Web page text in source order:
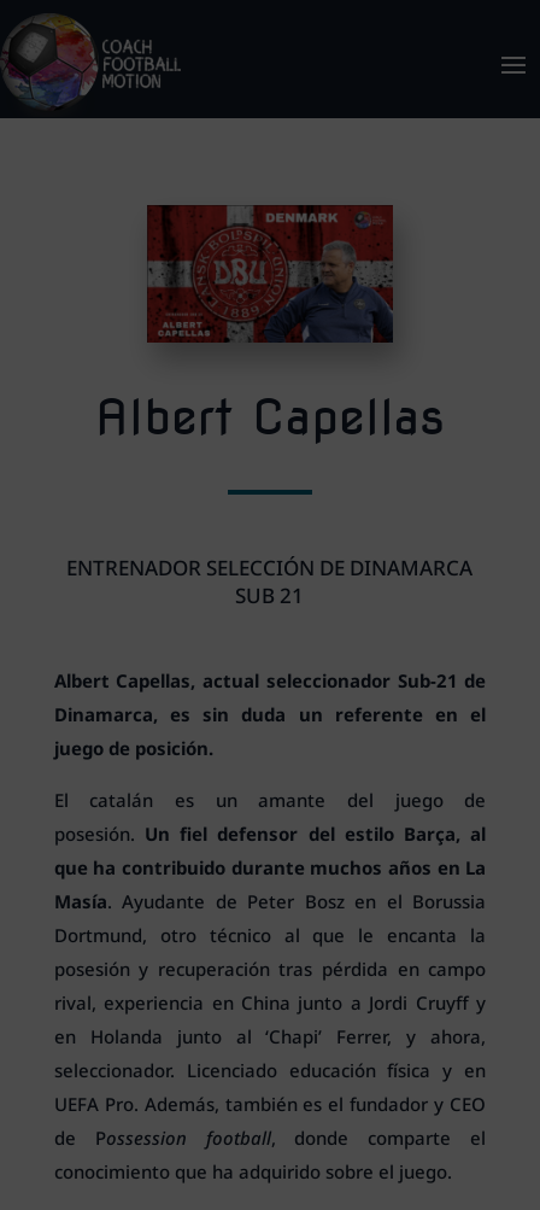
Albert Capellas
ENTRENADOR SELECCIÓN DE DINAMARCA
SUB 21
Albert Capellas, actual seleccionador Sub-21 de
Dinamarca, es sin duda un referente en el
juego de posición.
El catalán es un amante del juego de
posesión. Un fiel defensor del estilo Barça, al
que ha contribuido durante muchos años en La
Masía. Ayudante de Peter Bosz en el Borussia
Dortmund, otro técnico al que le encanta la
posesión y recuperación tras pérdida en campo
rival, experiencia en China junto a Jordi Cruyff y
en Holanda junto al ‘Chapi’ Ferrer, y ahora,
seleccionador. Licenciado educación física y en
UEFA Pro. Además, también es el fundador y CEO
de Possession football, donde comparte el
conocimiento que ha adquirido sobre el juego.